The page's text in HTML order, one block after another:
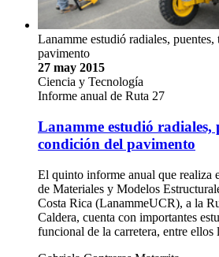
Lanamme estudió radiales,
pavimento
27 may 2015
Ciencia y Tecnología
Informe anual de Ruta 27
Lanamme estudió radiales,
condición del pavimento
El quinto informe anual que realiza
de Materiales y Modelos
Costa Rica (LanammeUCR), a la
Caldera, cuenta con importantes
funcional de la carretera, entre